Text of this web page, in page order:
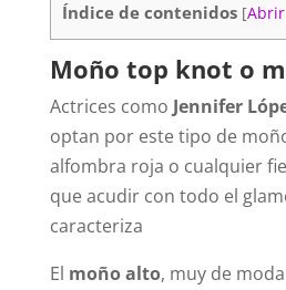
Índice de contenidos [
Moño top knot o
Actrices como Jennifer
optan por este tipo de
alfombra roja o cualquier
que acudir con todo el
caracteriza
El moño alto, muy de